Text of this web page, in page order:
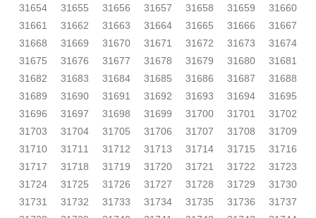
31654
31655 31656 31657 31658 31659
31660
31661
31662 31663 31664 31665 31666
31667
31668
31669 31670 31671 31672 31673
31674
31675
31676 31677 31678 31679 31680
31681
31682
31683 31684 31685 31686 31687
31688
31689
31690 31691 31692 31693 31694
31695
31696
31697 31698 31699 31700 31701
31702
31703
31704 31705 31706 31707 31708
31709
31710
31711 31712 31713 31714 31715
31716
31717
31718 31719 31720 31721 31722
31723
31724
31725 31726 31727 31728 31729
31730
31731
31732 31733 31734 31735 31736
31737